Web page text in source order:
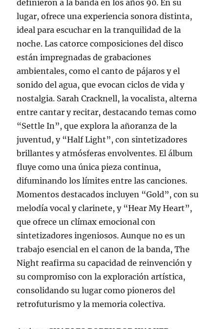
definieron a la banda en los años 90. En su
lugar, ofrece una experiencia sonora distinta,
ideal para escuchar en la tranquilidad de la
noche. Las catorce composiciones del disco
están impregnadas de grabaciones
ambientales, como el canto de pájaros y el
sonido del agua, que evocan ciclos de vida y
nostalgia. Sarah Cracknell, la vocalista, alterna
entre cantar y recitar, destacando temas como
“Settle In”, que explora la añoranza de la
juventud, y “Half Light”, con sintetizadores
brillantes y atmósferas envolventes. El álbum
fluye como una única pieza continua,
difuminando los límites entre las canciones.
Momentos destacados incluyen “Gold”, con su
melodía vocal y clarinete, y “Hear My Heart”,
que ofrece un clímax emocional con
sintetizadores ingeniosos. Aunque no es un
trabajo esencial en el canon de la banda, The
Night reafirma su capacidad de reinvención y
su compromiso con la exploración artística,
consolidando su lugar como pioneros del
retrofuturismo y la memoria colectiva.